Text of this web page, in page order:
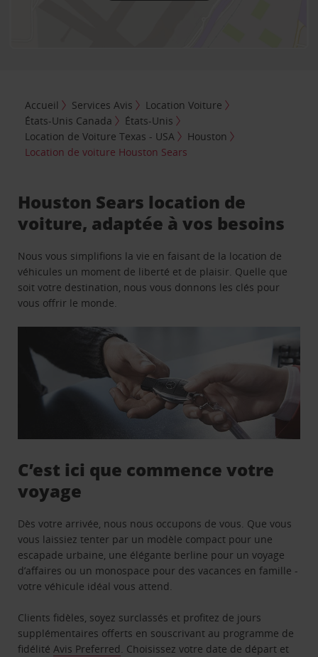
Accueil Services Avis
Location Voiture
États-Unis Canada
États-Unis
Location de Voiture Texas - USA
Houston
Location de voiture Houston Sears
Houston Sears location de
voiture, adaptée à vos besoins
Nous vous simplifions la vie en faisant de la location de
véhicules un moment de liberté et de plaisir. Quelle que
soit votre destination, nous vous donnons les clés pour
vous offrir le monde.
C’est ici que commence votre
voyage
Dès votre arrivée, nous nous occupons de vous. Que vous
vous laissiez tenter par un modèle compact pour une
escapade urbaine, une élégante berline pour un voyage
d’affaires ou un monospace pour des vacances en famille -
votre véhicule idéal vous attend.
Clients fidèles, soyez surclassés et profitez de jours
supplémentaires offerts en souscrivant au programme de
fidélitéAvis Preferred. Choisissez votre date de départ et